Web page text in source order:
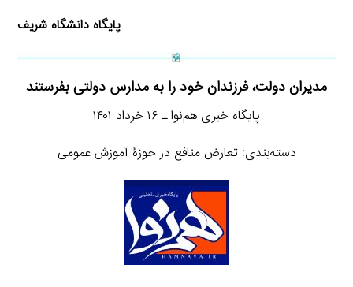
پایگاه دانشگاه شریف
مدیران دولت، فرزندان خود را به مدارس دولتی بفرستند
پایگاه خبری هم‌نوا ـ ۱۶ خرداد ۱۴۰۱
دسته‌بندی: تعارض منافع در حوزۀ آموزش عمومی